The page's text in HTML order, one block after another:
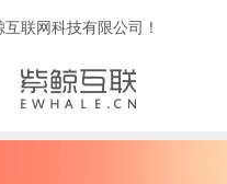
联网科技有限公司！